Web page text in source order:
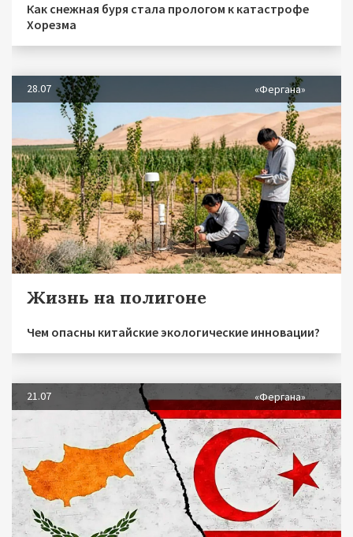
Как снежная буря стала прологом к катастрофе
Хорезма
28.07 «Фергана»
Жизнь на полигоне
Чем опасны китайские экологические инновации?
21.07 «Фергана»